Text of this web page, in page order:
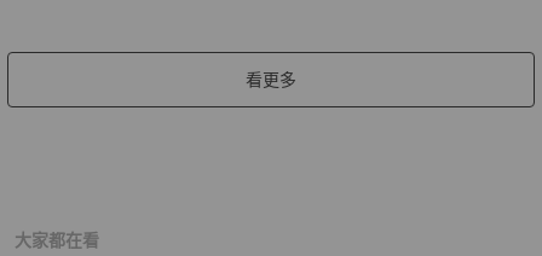
看更多
大家都在看